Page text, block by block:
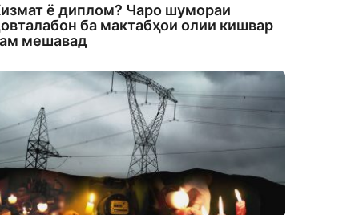
ё диплом? Чаро шумораи
ба мактабҳои олии кишвар
мешавад